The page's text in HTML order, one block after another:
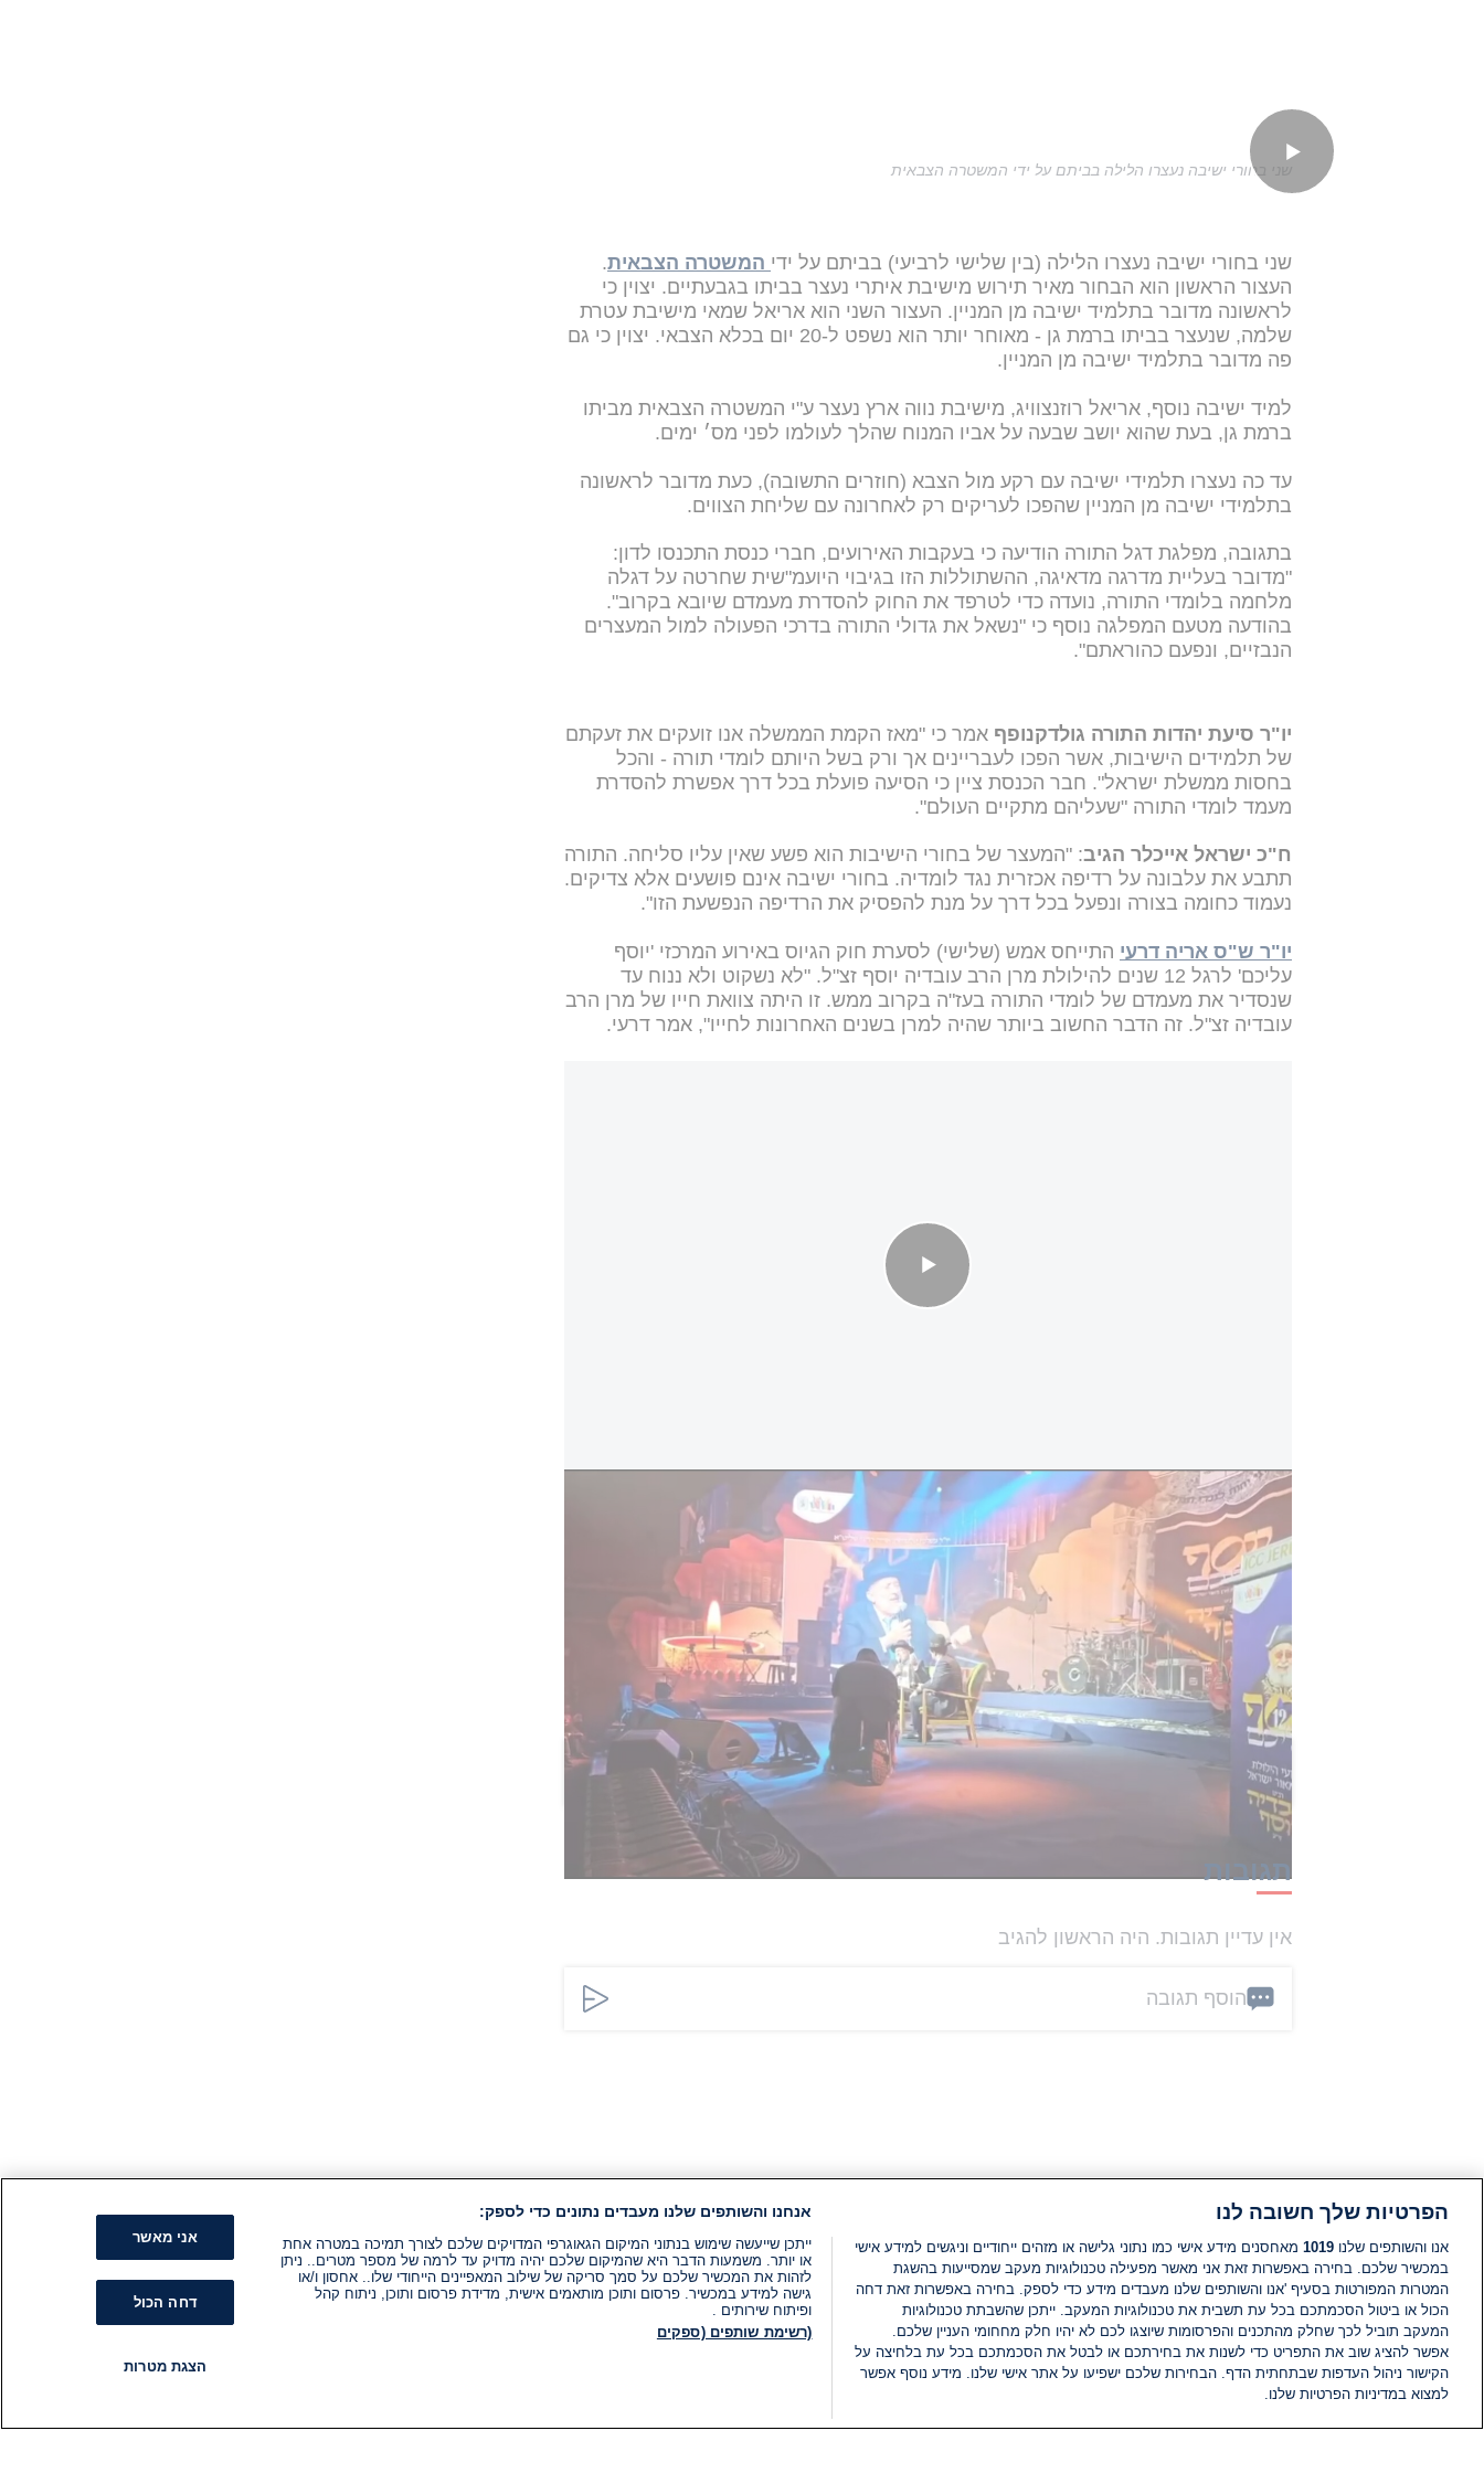
שני בחורי ישיבה נעצרו הלילה בביתם על ידי המשטרה הצבאית
שני בחורי ישיבה נעצרו הלילה (בין שלישי לרביעי) בביתם על ידי המשטרה הצבאית.
העצור הראשון הוא הבחור מאיר תירוש מישיבת איתרי נעצר בביתו בגבעתיים. יצוין כי
לראשונה מדובר בתלמיד ישיבה מן המניין. העצור השני הוא אריאל שמאי מישיבת עטרת
שלמה, שנעצר בביתו ברמת גן - מאוחר יותר הוא נשפט ל-20 יום בכלא הצבאי. יצוין כי גם
פה מדובר בתלמיד ישיבה מן המניין.
למיד ישיבה נוסף, אריאל רוזנצוויג, מישיבת נווה ארץ נעצר ע"י המשטרה הצבאית מביתו
ברמת גן, בעת שהוא יושב שבעה על אביו המנוח שהלך לעולמו לפני מס׳ ימים.
עד כה נעצרו תלמידי ישיבה עם רקע מול הצבא (חוזרים התשובה), כעת מדובר לראשונה
בתלמידי ישיבה מן המניין שהפכו לעריקים רק לאחרונה עם שליחת הצווים.
בתגובה, מפלגת דגל התורה הודיעה כי בעקבות האירועים, חברי כנסת התכנסו לדון:
"מדובר בעליית מדרגה מדאיגה, ההשתוללות הזו בגיבוי היועמ"שית שחרטה על דגלה
מלחמה בלומדי התורה, נועדה כדי לטרפד את החוק להסדרת מעמדם שיובא בקרוב".
בהודעה מטעם המפלגה נוסף כי "נשאל את גדולי התורה בדרכי הפעולה למול המעצרים
הנבזיים, ונפעם כהוראתם".
יו"ר סיעת יהדות התורה גולדקנופף אמר כי "מאז הקמת הממשלה אנו זועקים את זעקתם
של תלמידים הישיבות, אשר הפכו לעבריינים אך ורק בשל היותם לומדי תורה - והכל
בחסות ממשלת ישראל". חבר הכנסת ציין כי הסיעה פועלת בכל דרך אפשרת להסדרת
מעמד לומדי התורה "שעליהם מתקיים העולם".
ח"כ ישראל אייכלר הגיב: "המעצר של בחורי הישיבות הוא פשע שאין עליו סליחה. התורה
תתבע את עלבונה על רדיפה אכזרית נגד לומדיה. בחורי ישיבה אינם פושעים אלא צדיקים.
נעמוד כחומה בצורה ונפעל בכל דרך על מנת להפסיק את הרדיפה הנפשעת הזו".
יו"ר ש"ס אריה דרעי התייחס אמש (שלישי) לסערת חוק הגיוס באירוע המרכזי 'יוסף
עליכם' לרגל 12 שנים להילולת מרן הרב עובדיה יוסף זצ"ל. "לא נשקוט ולא ננוח עד
שנסדיר את מעמדם של לומדי התורה בעז"ה בקרוב ממש. זו היתה צוואת חייו של מרן הרב
עובדיה זצ"ל. זה הדבר החשוב ביותר שהיה למרן בשנים האחרונות לחייו", אמר דרעי.
יו"ר ש"ס הרב אריה דרעי באירוע המרכזי 'יוסף עליכם'
עוד אמר יו"ר ש"ס: "הדבר החשוב ביותר שהיה למרן בשנים האחרונות לחייו - להסדיר את
מעמדם של לומדי התורה שלא יהיה עליהם תווית של עריקים ופליליים. והיו כאלו שיצאו
נגדו וצעקו: 'מה פתאום חוק, מה פתאום יעדים?' מרן הלך עם זה עד הסוף. זה הדרך שלנו.
"יש לנו מועצת חכמי התורה שממשיכה את דרכו, אנחנו יודעים את הקולות ואת הדיבורים.
אנחנו מוכנים להתבזות, העיקר שנסדיר את מעמדם של לומדי התורה שיוכלו ללמוד
בקדושה ובטהרה ללא שום הפרעות".
הוסף תגובה
תגובות
אין עדיין תגובות. היה הראשון להגיב
הוסף תגובה
הפרטיות שלך חשובה לנו
אנו והשותפים שלנו 1019 מאחסנים מידע אישי כמו נתוני גלישה או מזהים ייחודיים וניגשים למידע אישי
במכשיר שלכם. בחירה באפשרות זאת אני מאשר מפעילה טכנולוגיות מעקב שמסייעות בהשגת
המטרות המפורטות בסעיף 'אנו והשותפים שלנו מעבדים מידע כדי לספק. בחירה באפשרות זאת דחה
הכול או ביטול הסכמתכם בכל עת תשבית את טכנולוגיות המעקב. ייתכן שהשבתת טכנולוגיות
המעקב תוביל לכך שחלק מהתכנים והפרסומות שיוצגו לכם לא יהיו חלק מחחומי העניין שלכם.
אפשר להציג שוב את התפריט כדי לשנות את בחירתכם או לבטל את הסכמתכם בכל עת בלחיצה על
הקישור ניהול העדפות שבתחתית הדף. הבחירות שלכם ישפיעו על אתר אישי שלנו. מידע נוסף אפשר
למצוא במדיניות הפרטיות שלנו.
אנחנו והשותפים שלנו מעבדים נתונים כדי לספק:
ייתכן שייעשה שימוש בנתוני המיקום הגאוגרפי המדויקים שלכם לצורך תמיכה במטרה אחת
או יותר. משמעות הדבר היא שהמיקום שלכם יהיה מדויק עד לרמה של מספר מטרים.. ניתן
לזהות את המכשיר שלכם על סמך סריקה של שילוב המאפיינים הייחודי שלו.. אחסון ו/או
גישה למידע במכשיר. פרסום ותוכן מותאמים אישית, מדידת פרסום ותוכן, ניתוח קהל
ופיתוח שירותים .
(רשימת שותפים (ספקים
אני מאשר
דחה הכול
הצגת מטרות